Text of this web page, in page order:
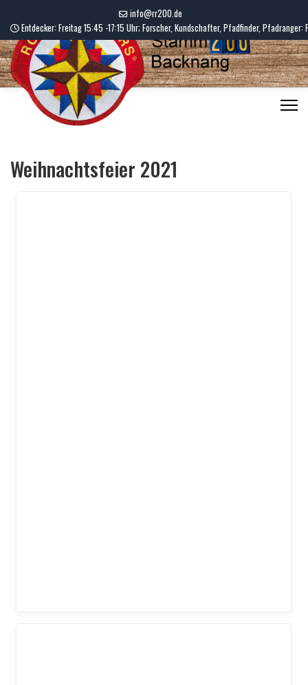
info@rr200.de
Entdecker: Freitag 15:45 -17:15 Uhr; Forscher, Kundschafter, Pfadfinder, Pfadranger:
Weihnachtsfeier 2021